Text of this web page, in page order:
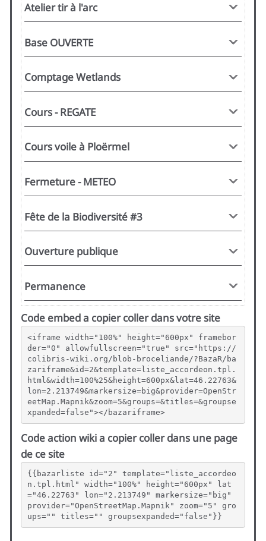
Code embed a copier coller dans votre site
<iframe width="100%" height="600px" framebor
der="0" allowfullscreen="true" src="https://
colibris-wiki.org/blob-broceliande/?BazaR/ba
zariframe&id=2&template=liste_accordeon.tpl.
html&width=100%25&height=600px&lat=46.22763&
lon=2.213749&markersize=big&provider=OpenStr
eetMap.Mapnik&zoom=5&groups=&titles=&groupse
xpanded=false"></bazariframe>
Code action wiki a copier coller dans une page
de ce site
{{bazarliste id="2" template="liste_accordeo
n.tpl.html" width="100%" height="600px" lat
="46.22763" lon="2.213749" markersize="big"
provider="OpenStreetMap.Mapnik" zoom="5" gro
ups="" titles="" groupsexpanded="false"}}